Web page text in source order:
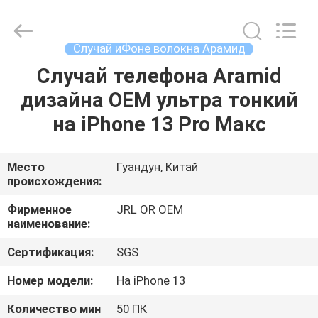
ДОМ
ТОВАРЫ
ВИДЕО
VR-
ШОУ
О
НАС
Technology
Случай иФоне волокна Арамид
Случай телефона Aramid
дизайна OEM ультра тонкий
на iPhone 13 Pro Макс
Место
происхождения:
Гуандун, Китай
Фирменное
наименование:
JRL OR OEM
Сертификация:
SGS
Номер модели:
На iPhone 13
Количество мин
50 ПК